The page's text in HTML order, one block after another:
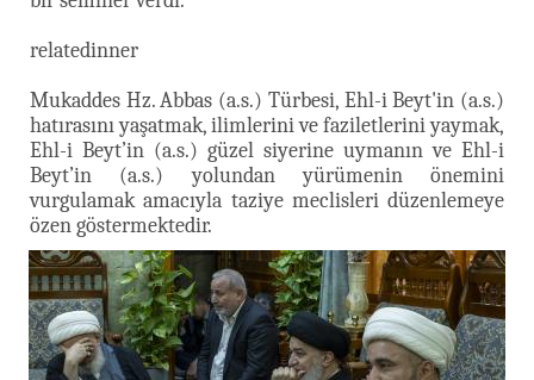
relatedinner
Mukaddes Hz. Abbas (a.s.) Türbesi, Ehl-i Beyt'in (a.s.)
hatırasını yaşatmak, ilimlerini ve faziletlerini yaymak,
Ehl-i Beyt’in (a.s.) güzel siyerine uymanın ve Ehl-i
Beyt’in (a.s.) yolundan yürümenin önemini
vurgulamak amacıyla taziye meclisleri düzenlemeye
özen göstermektedir.